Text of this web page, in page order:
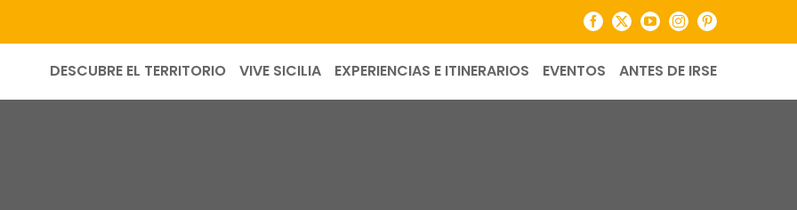
Facebook
X YouTubeInstagramPinterest
DESCUBRE EL TERRITORIO VIVE SICILIA EXPERIENCIAS E ITINERARIOS EVENTOS ANTES DE IRSE